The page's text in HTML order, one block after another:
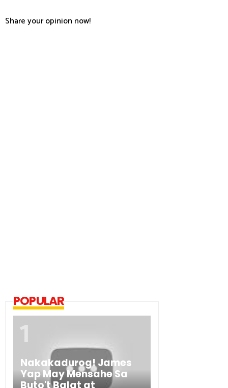
Share your opinion now!
POPULAR
Nakakadurog! James
Yap May Mensahe Sa